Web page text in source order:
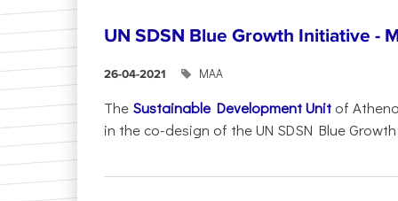
UN SDSN Blue Growth Initiative -
26-04-2021 ΜΑΑ
The Sustainable Development Unit of
in the co-design of the UN SDSN Blue